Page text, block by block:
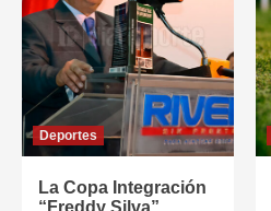
Deportes
La Copa Integración
“Freddy Silva”